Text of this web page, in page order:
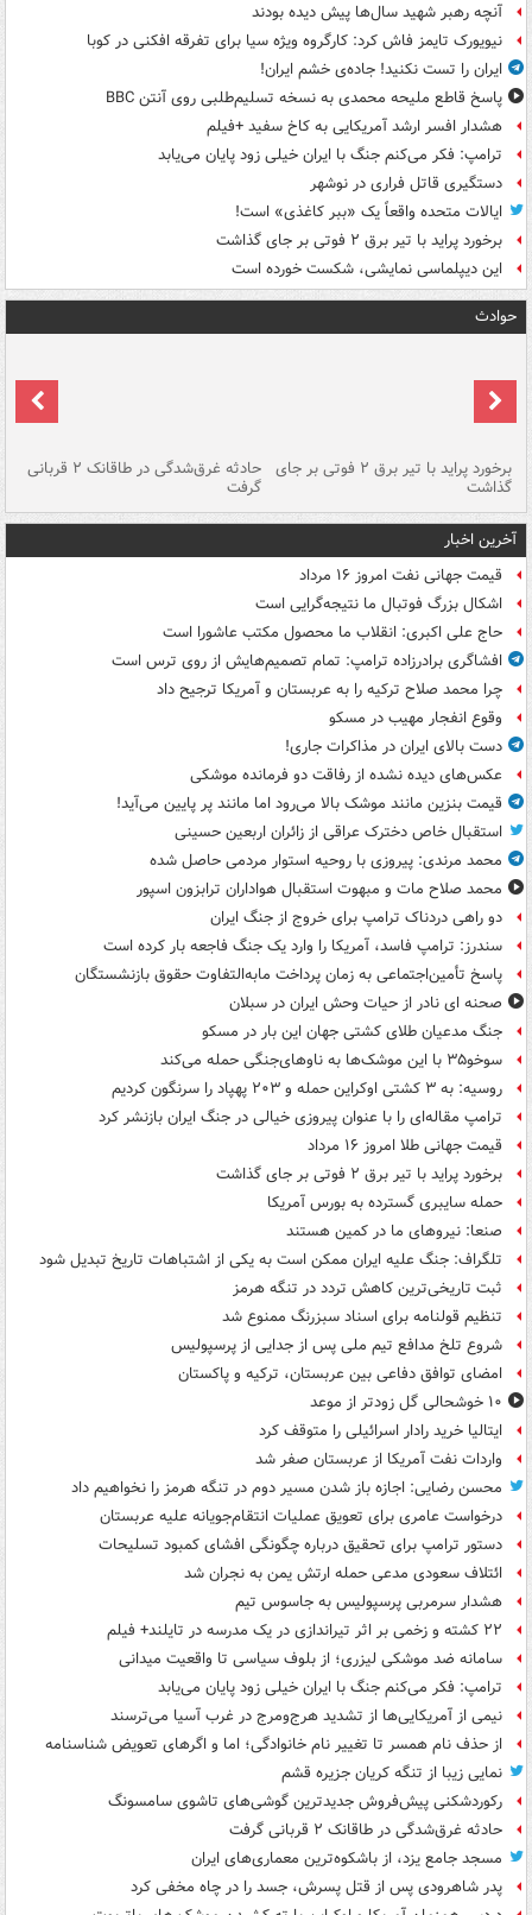
آنچه رهبر شهید سال‌ها پیش دیده بودند
نیویورک تایمز فاش کرد: کارگروه ویژه سیا برای تفرقه افکنی در کوبا
ایران را تست نکنید! جاده‌ی خشم ایران!
پاسخ قاطع ملیحه محمدی به نسخه تسلیم‌طلبی روی آنتن BBC
هشدار افسر ارشد آمریکایی به کاخ سفید +فیلم
ترامپ: فکر می‌کنم جنگ با ایران خیلی زود پایان می‌یابد
دستگیری قاتل فراری در نوشهر
ایالات متحده واقعاً یک «ببر کاغذی» است!
برخورد پراید با تیر برق ۲ فوتی بر جای گذاشت
این دیپلماسی نمایشی، شکست خورده است
حوادث
برخورد پراید با تیر برق ۲ فوتی بر جای
گذاشت
حادثه غرق‌شدگی در طاقانک ۲ قربانی
گرفت
آخرین اخبار
قیمت جهانی نفت امروز ۱۶ مرداد
اشکال بزرگ فوتبال ما نتیجه‌گرایی است
حاج علی اکبری: انقلاب ما محصول مکتب عاشورا است
افشاگری برادرزاده ترامپ: تمام تصمیم‌هایش از روی ترس است
چرا محمد صلاح ترکیه را به عربستان و آمریکا ترجیح داد
وقوع انفجار مهیب در مسکو
دست بالای ایران در مذاکرات جاری!
عکس‌های دیده نشده از رفاقت دو فرمانده‌ موشکی
قیمت بنزین مانند موشک بالا می‌رود اما مانند پر پایین می‌آید!
استقبال خاص دخترک عراقی از زائران اربعین حسینی
محمد مرندی: پیروزی با روحیه استوار مردمی حاصل شده
محمد صلاح مات و مبهوت استقبال هواداران ترابزون اسپور
دو راهی دردناک ترامپ برای خروج از جنگ ایران
سندرز: ترامپ فاسد، آمریکا را وارد یک جنگ فاجعه بار کرده است
پاسخ تأمین‌اجتماعی به زمان پرداخت مابه‌التفاوت حقوق بازنشستگان
صحنه ای نادر از حیات وحش ایران در سبلان
جنگ مدعیان طلای کشتی جهان این بار در مسکو
سوخو۳۵ با این موشک‌ها به ناوهای‌جنگی حمله می‌کند
روسیه: به ۳ کشتی اوکراین حمله و ۲۰۳ پهپاد را سرنگون کردیم
ترامپ مقاله‌ای را با عنوان پیروزی خیالی در جنگ ایران بازنشر کرد
قیمت جهانی طلا امروز ۱۶ مرداد
برخورد پراید با تیر برق ۲ فوتی بر جای گذاشت
حمله سایبری گسترده به بورس آمریکا
صنعا: نیروهای ما در کمین‌ هستند
تلگراف: جنگ علیه ایران ممکن است به یکی از اشتباهات تاریخ تبدیل شود
ثبت تاریخی‌ترین کاهش تردد در تنگه هرمز
تنظیم قولنامه برای اسناد سبزرنگ ممنوع شد
شروع تلخ مدافع تیم ملی پس از جدایی از پرسپولیس
امضای توافق دفاعی بین عربستان، ترکیه و پاکستان
۱۰ خوشحالی گل زودتر از موعد
ایتالیا خرید رادار اسرائیلی را متوقف کرد
واردات نفت آمریکا از عربستان صفر شد
محسن رضایی: اجازه باز شدن مسیر دوم در تنگه هرمز را نخواهیم داد
درخواست عامری برای تعویق عملیات انتقام‌جویانه علیه عربستان
دستور ترامپ برای تحقیق درباره چگونگی افشای کمبود تسلیحات
ائتلاف سعودی مدعی حمله ارتش یمن به نجران شد
هشدار سرمربی پرسپولیس به جاسوس تیم
۲۲ کشته و زخمی بر اثر تیراندازی در یک مدرسه در تایلند+ فیلم
سامانه ضد موشکی لیزری؛ از بلوف سیاسی تا واقعیت میدانی
ترامپ: فکر می‌کنم جنگ با ایران خیلی زود پایان می‌یابد
نیمی از آمریکایی‌ها از تشدید هرج‌ومرج در غرب آسیا می‌ترسند
از حذف نام همسر تا تغییر نام خانوادگی؛ اما و اگرهای تعویض شناسنامه
نمایی زیبا از تنگه کریان جزیره قشم
رکوردشکنی پیش‌فروش جدیدترین گوشی‌های تاشوی سامسونگ
حادثه غرق‌شدگی در طاقانک ۲ قربانی گرفت
مسجد جامع یزد، از باشکوه‌ترین معماری‌های ایران
پدر شاهرودی پس از قتل پسرش، جسد را در چاه مخفی کرد